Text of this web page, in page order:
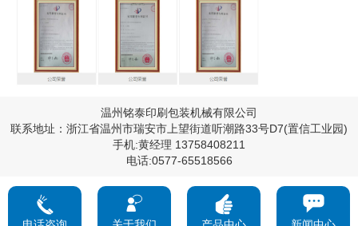
温州铭泰印刷包装机械有限公司
联系地址：浙江省温州市瑞安市上望街道听潮路33号D7(置信工业园)
手机:黄经理 13758408211
电话:0577-65518566